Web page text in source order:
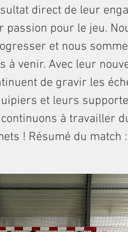
direct de leur
passion pour le jeu.
et nous
à venir. Avec leur
de gravir les
et leurs
à travailler
! Résumé du match